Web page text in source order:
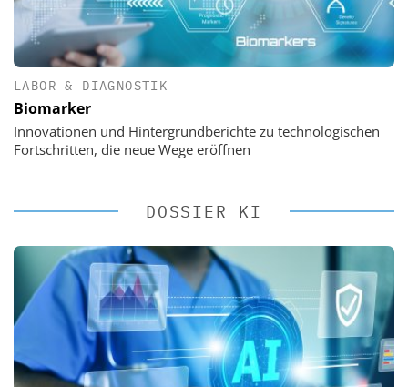
LABOR & DIAGNOSTIK
Biomarker
Innovationen und Hintergrundberichte zu technologischen
Fortschritten, die neue Wege eröffnen
DOSSIER KI